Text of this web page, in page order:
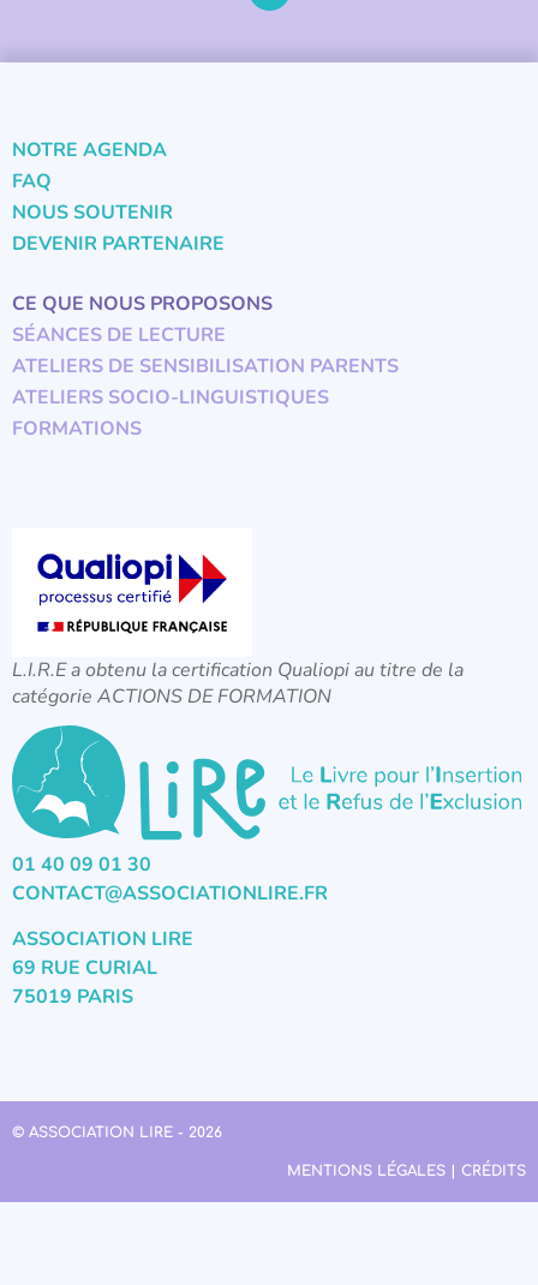
NOTRE AGENDA
FAQ
NOUS SOUTENIR
DEVENIR PARTENAIRE
CE QUE NOUS PROPOSONS
SÉANCES DE LECTURE
ATELIERS DE SENSIBILISATION PARENTS
ATELIERS SOCIO-LINGUISTIQUES
FORMATIONS
L.I.R.E a obtenu la certification Qualiopi au titre de la
catégorie ACTIONS DE FORMATION
01 40 09 01 30
CONTACT@ASSOCIATIONLIRE.FR
ASSOCIATION LIRE
69 RUE CURIAL
75019 PARIS
© ASSOCIATION LIRE - 2026
MENTIONS LÉGALES | CRÉDITS